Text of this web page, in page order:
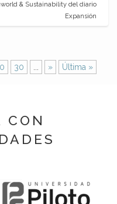
& Sustainability del diario
Expansión
30 » Última »